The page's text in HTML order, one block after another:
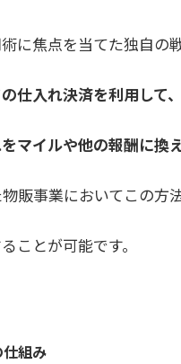
に焦点を当てた独自の戦
仕入れ決済を利用して、
マイルや他の報酬に換
販事業においてこの方法
ことが可能です。
組み